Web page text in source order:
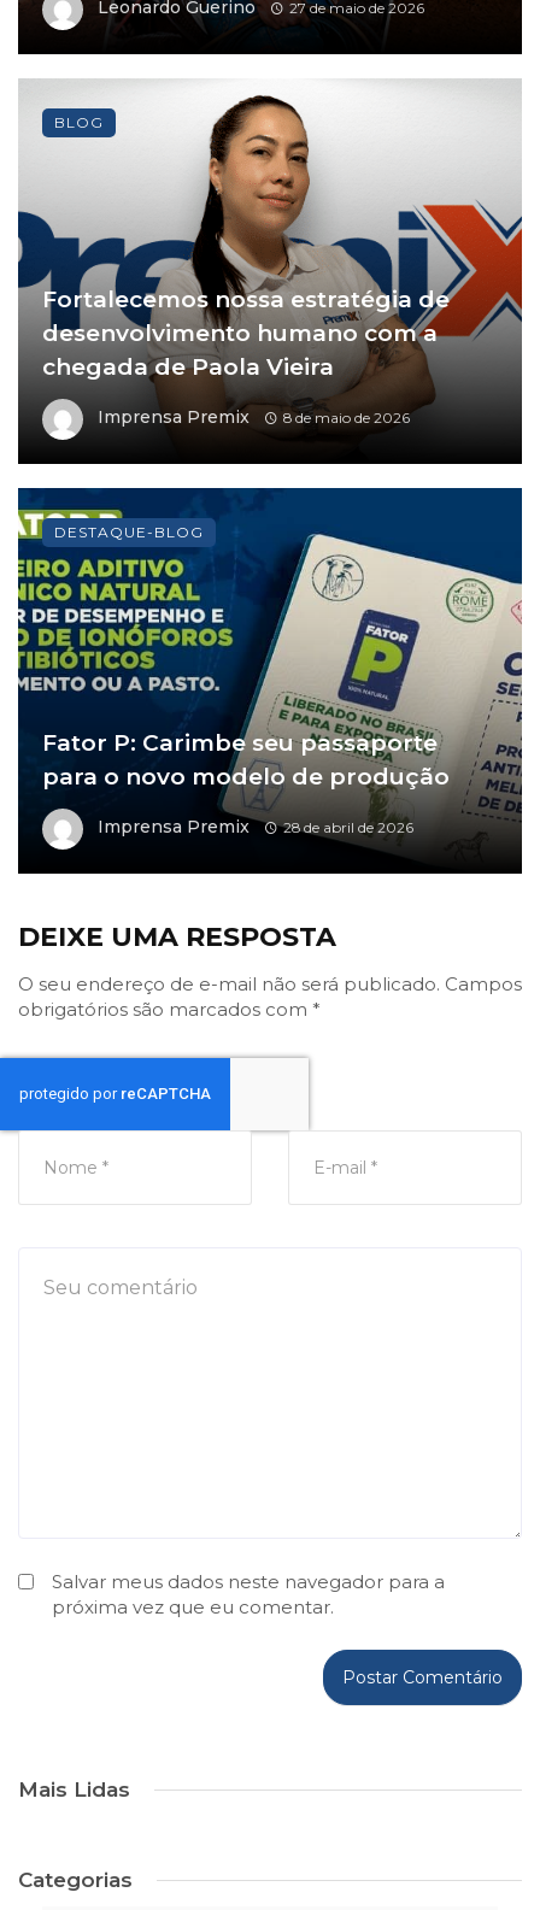
Leonardo Guerino 27 de maio de 2026
Fortalecemos nossa estratégia de
desenvolvimento humano com a
chegada de Paola Vieira
Imprensa Premix 8 de maio de 2026
BLOG
Fator P: Carimbe seu passaporte
para o novo modelo de produção
Imprensa Premix 28 de abril de 2026
DESTAQUE-BLOG
DEIXE UMA RESPOSTA
O seu endereço de e-mail não será publicado. Campos
obrigatórios são marcados com *
Salvar meus dados neste navegador para a
próxima vez que eu comentar.
Mais Lidas
Categorias